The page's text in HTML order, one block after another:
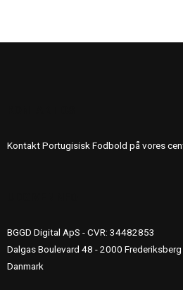
Kontakt Portugisisk Fodbold på vores
BGGD Digital ApS - CVR: 34482853
Dalgas Boulevard 48 - 2000 Frederiksberg
Danmark